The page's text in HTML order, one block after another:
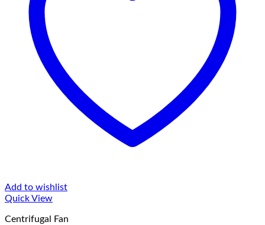
Add to wishlist
Quick View
Centrifugal Fan